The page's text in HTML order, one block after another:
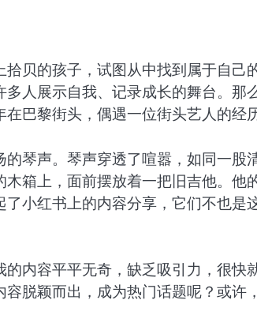
贝的孩子，试图从中找到属于自己
人展示自我、记录成长的舞台。那
巴黎街头，偶遇一位街头艺人的经
琴声。琴声穿透了喧嚣，如同一股
箱上，面前摆放着一把旧吉他。他
小红书上的内容分享，它们不也是
内容平平无奇，缺乏吸引力，很快
脱颖而出，成为热门话题呢？或许